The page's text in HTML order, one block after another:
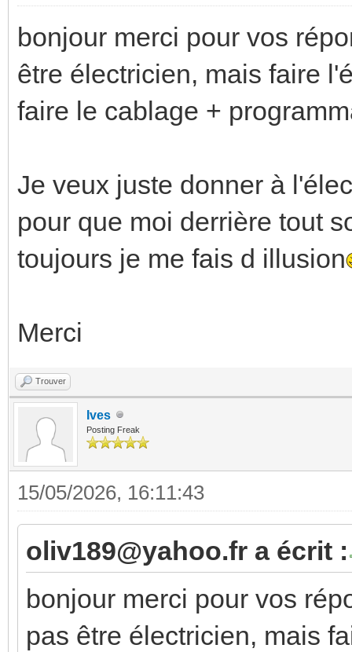
bonjour merci pour vos
être électricien, mais faire
faire le cablage +
Je veux juste donner à
pour que moi derrière tout
toujours je me fais d illusion
Merci
Trouver
Ives
Posting Freak
15/05/2026, 16:11:43
oliv189@yahoo.fr a écrit :
bonjour merci pour vos
pas être électricien, mais